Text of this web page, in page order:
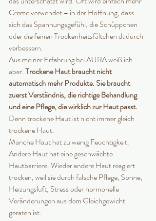
Creme verwendet – in der Hoffnung, dass
sich das Spannungsgefühl, die Schüppchen
oder die feinen Trockenheitsfältchen dadurch
verbessern.
Aus meiner Erfahrung bei AURA weiß ich
aber: Trockene Haut braucht nicht
automatisch mehr Produkte. Sie braucht
zuerst Verständnis, die richtige Behandlung
und eine Pflege, die wirklich zur Haut passt.
Denn trockene Haut ist nicht immer gleich
trockene Haut.
Manche Haut hat zu wenig Feuchtigkeit.
Andere Haut hat eine geschwächte
Hautbarriere. Wieder andere Haut reagiert
trocken, weil sie durch falsche Pflege, Sonne,
Heizungsluft, Stress oder hormonelle
Veränderungen aus dem Gleichgewicht
geraten ist.